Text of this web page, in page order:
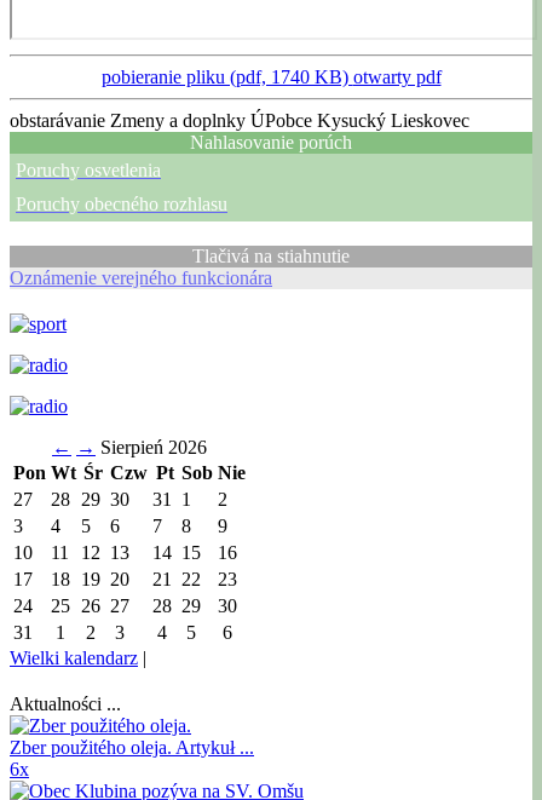
pobieranie pliku (pdf, 1740 KB) otwarty pdf
obstarávanie Zmeny a doplnky ÚPobce Kysucký Lieskovec
Nahlasovanie porúch
Poruchy osvetlenia
Poruchy obecného rozhlasu
Tlačivá na stiahnutie
Oznámenie verejného funkcionára
← → Sierpień 2026
Pon Wt Śr Czw Pt Sob Nie
27
28 29 30 31 1
2
3
4 5 6 7 8
9
10
11 12 13 14 15
16
17
18 19 20 21 22
23
24
25 26 27 28 29
30
31
1 2 3 4 5
6
Wielki kalendarz |
Aktualności ...
Zber použitého oleja. Artykuł ...
6x